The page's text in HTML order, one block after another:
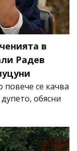
в
Радев
повече се качва
обясни